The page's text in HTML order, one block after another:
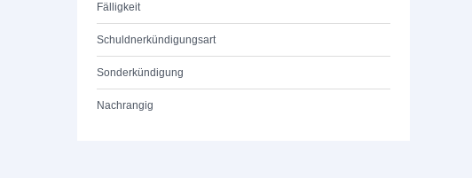
Fälligkeit
Schuldnerkündigungsart
Sonderkündigung
Nachrangig